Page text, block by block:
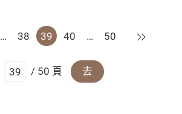
… 38 39 40 … 50 下一頁
/ 50 頁 去